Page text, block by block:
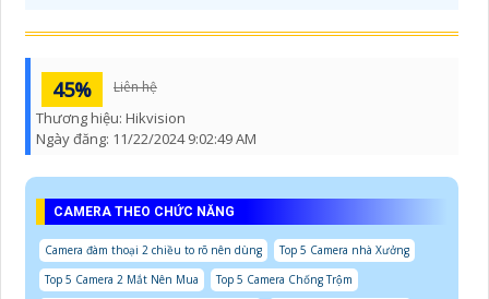
45% Liên hệ
Thương hiệu: Hikvision
Ngày đăng: 11/22/2024 9:02:49 AM
CAMERA THEO CHỨC NĂNG
Camera đàm thoại 2 chiều to rõ nên dùng
Top 5 Camera nhà Xưởng
Top 5 Camera 2 Mắt Nên Mua
Top 5 Camera Chống Trộm